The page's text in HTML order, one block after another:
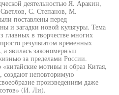
деятельностью Я. Аракин,
С. Степанов, М.
поставлены перед
и загадки новой культуры. Тема
главных в творчестве многих
результатом временных
а явилась закономернъш
за пределами России.
мотивы и образ Китая,
создают неповторимую
произведениям даже
(И. Ли).